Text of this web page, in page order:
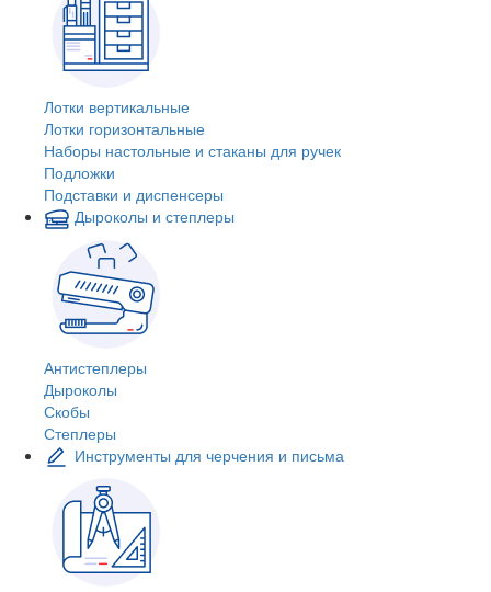
Лотки вертикальные
Лотки горизонтальные
Наборы настольные и стаканы для ручек
Подложки
Подставки и диспенсеры
Дыроколы и степлеры
Антистеплеры
Дыроколы
Скобы
Степлеры
Инструменты для черчения и письма